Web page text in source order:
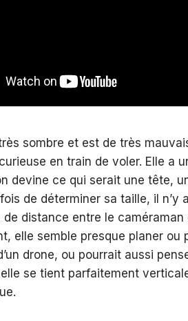
sombre et est de très
en train de voler. Elle a
devine ce qui serait une tête,
de déterminer sa taille, il n’y
de distance entre le
elle semble presque planer ou
drone, ou pourrait aussi
se tient parfaitement